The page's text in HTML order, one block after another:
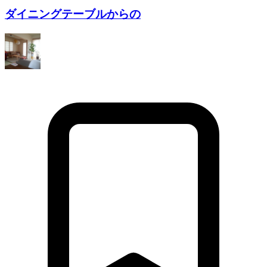
ダイニングテーブルからの